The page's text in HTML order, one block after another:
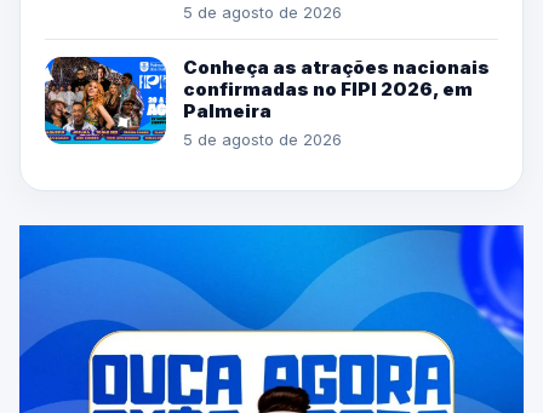
5 de agosto de 2026
Conheça as atrações nacionais
confirmadas no FIPI 2026, em
Palmeira
5 de agosto de 2026